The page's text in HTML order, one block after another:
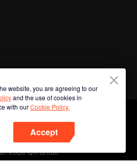
website, you are agreeing to our
and the use of cookies in
with ourCookie Policy.
Accept
kode QR untuk